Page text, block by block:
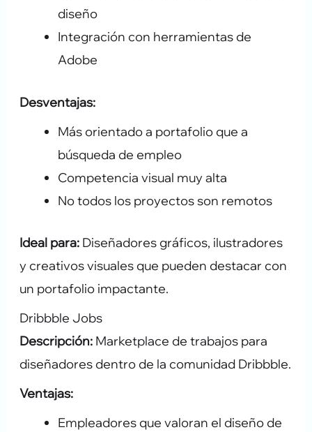
diseño
Integración con herramientas de
Adobe
Desventajas:
Más orientado a portafolio que a
búsqueda de empleo
Competencia visual muy alta
No todos los proyectos son remotos
Ideal para: Diseñadores gráficos, ilustradores
y creativos visuales que pueden destacar con
un portafolio impactante.
Dribbble Jobs
Descripción: Marketplace de trabajos para
diseñadores dentro de la comunidad Dribbble.
Ventajas:
Empleadores que valoran el diseño de